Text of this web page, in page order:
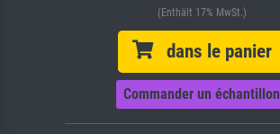
(Enthält 17% MwSt.)
dans le panier
Commander un échantillon